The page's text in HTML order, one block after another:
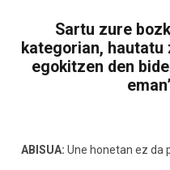
Sartu zure
kategorian, hautatu
egokitzen den
ABISUA: Une honetan ez da